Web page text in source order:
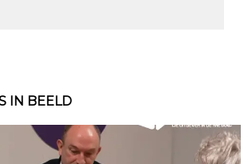
IN BEELD